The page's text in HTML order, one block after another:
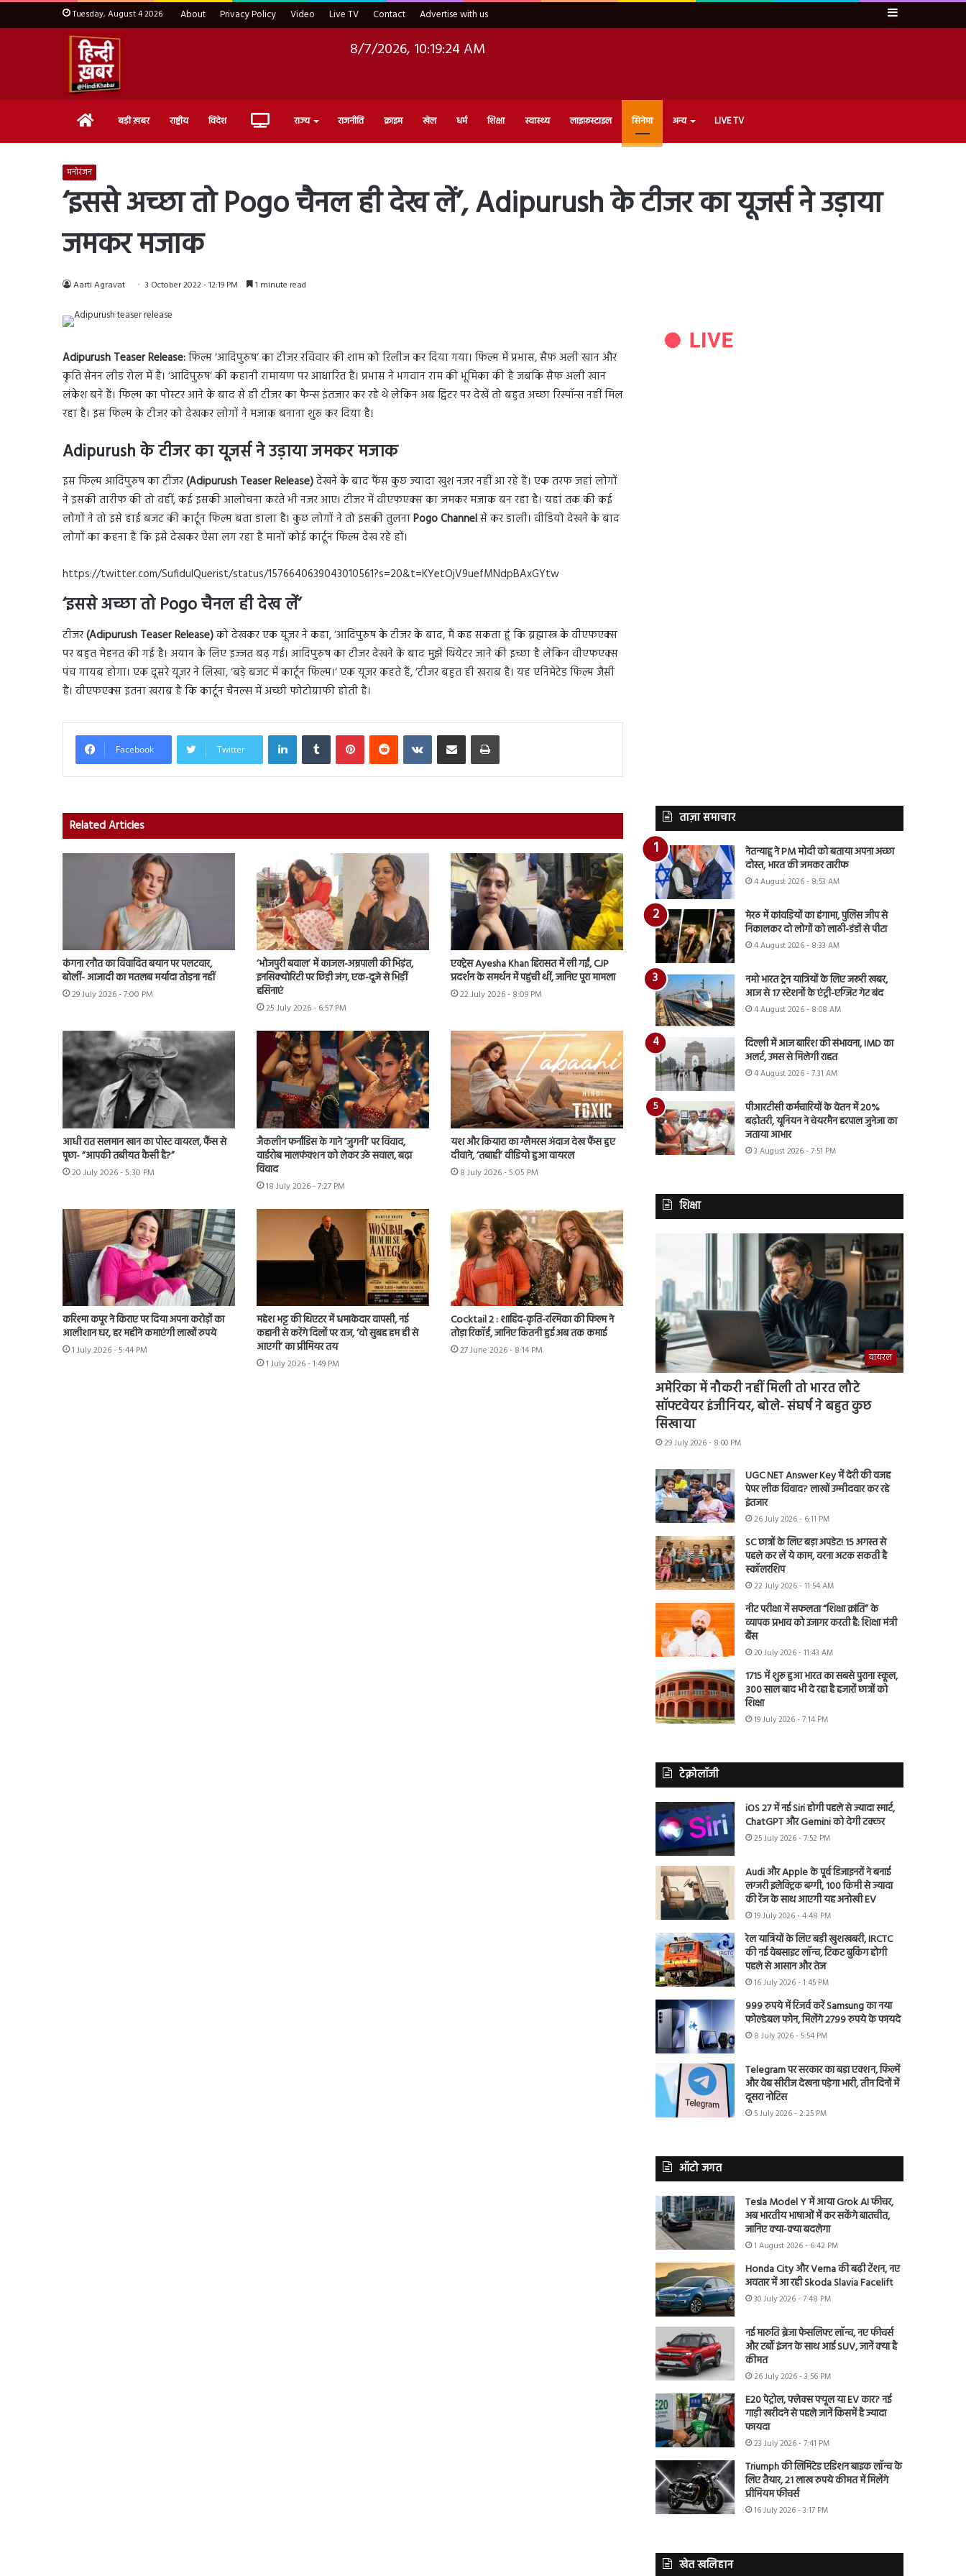
Tuesday, August 4 2026 About Privacy Policy Video Live TV Contact Advertise with us Sidebar
8/7/2026, 10:19:25 AM
Home बड़ी ख़बर राष्ट्रीय विदेश Live राज्य राजनीति क्राइम खेल धर्म शिक्षा स्वास्थ्य लाइफ़स्टाइल सिनेमा अन्य LIVE TV
मनोरंजन
‘इससे अच्छा तो Pogo चैनल ही देख लें’, Adipurush के टीजर का यूजर्स ने उड़ाया
जमकर मजाक
Aarti Agravat 3 October 2022 - 12:19 PM 1 minute read
Adipurush Teaser Release:फिल्म ‘आदिपुरुष‘ का टीजर रविवार की शाम को रिलीज कर दिया गया। फिल्म में प्रभास, सैफ अली खान और
कृति सेनन लीड रोल में है। ‘आदिपुरुष‘ की कहानी रामायण पर आधारित है। प्रभास ने भगवान राम की भूमिका की है जबकि सैफ अली खान
लंकेश बने हैं। फिल्म का पोस्टर आने के बाद से ही टीजर का फैन्स इंतजार कर रहे थे लेकिन अब ट्विटर पर देखें तो बहुत अच्छा रिस्पॉन्स नहीं मिल
रहा है। इस फिल्म के टीजर को देखकर लोगों ने मजाक बनाना शुरु कर दिया है।
Adipurush के टीजर का यूजर्स ने उड़ाया जमकर मजाक
इस फिल्म आदिपुरुष का टीजर(Adipurush Teaser Release)देखने के बाद फैंस कुछ ज्यादा खुश नजर नहीं आ रहे हैं। एक तरफ जहां लोगों
ने इसकी तारीफ की तो वहीं, कई इसकी आलोचना करते भी नजर आए। टीजर में वीएफएक्स का जमकर मजाक बन रहा है। यहां तक की कई
लोगों ने तो इसे हाई बजट की कार्टून फिल्म बता डाला है। कुछ लोगों ने तो इसकी तुलनाPogo Channelसे कर डाली। वीडियो देखने के बाद
लोगों का कहना है कि इसे देखकर ऐसा लग रहा है मानों कोई कार्टून फिल्म देख रहे हों।
https://twitter.com/SufidulQuerist/status/1576640639043010561?s=20&t=KYetOjV9uefMNdpBAxGYtw
‘इससे अच्छा तो Pogo चैनल ही देख लें’
टीजर(Adipurush Teaser Release)को देखकर एक यूजर ने कहा, ‘आदिपुरुष के टीजर के बाद, मैं कह सकता हूं कि ब्रह्मास्त्र के वीएफएक्स
पर बहुत मेहनत की गई है। अयान के लिए इज्जत बढ़ गई। आदिपुरुष का टीजर देखने के बाद मुझे थियेटर जाने की इच्छा है लेकिन वीएफएक्स
पंच गायब होगा। एक दूसरे यूजर ने लिखा, ‘बड़े बजट में कार्टून फिल्म।‘ एक यूजर कहते हैं, ‘टीजर बहुत ही खराब है। यह एनिमेटेड फिल्म जैसी
है। वीएफएक्स इतना खराब है कि कार्टून चैनल्स में अच्छी फोटोग्राफी होती है।
Facebook Twitter
LinkedInTumblr PinterestReddit VKontakteShare via Email Print
Related Articles
कंगना रनौत का विवादित बयान पर पलटवार,
बोलीं- आजादी का मतलब मर्यादा तोड़ना नहीं
29 July 2026 - 7:00 PM
‘भोजपुरी बवाल’ में काजल-अम्रपाली की भिड़ंत,
इनसिक्योरिटी पर छिड़ी जंग, एक-दूजे से भिड़ीं
हसिनाएं
25 July 2026 - 6:57 PM
एक्ट्रेस Ayesha Khan हिरासत में ली गईं, CJP
प्रदर्शन के समर्थन में पहुंची थीं, जानिए पूरा मामला
22 July 2026 - 8:09 PM
आधी रात सलमान खान का पोस्ट वायरल, फैंस से
पूछा- “आपकी तबीयत कैसी है?”
20 July 2026 - 5:30 PM
जैकलीन फर्नांडिस के गाने ‘जुगनी’ पर विवाद,
वार्डरोब मालफंक्शन को लेकर उठे सवाल, बढ़ा
विवाद
18 July 2026 - 7:27 PM
यश और कियारा का ग्लैमरस अंदाज देख फैंस हुए
दीवाने, ‘तबाही’ वीडियो हुआ वायरल
8 July 2026 - 5:05 PM
करिश्मा कपूर ने किराए पर दिया अपना करोड़ों का
आलीशान घर, हर महीने कमाएंगी लाखों रुपये
1 July 2026 - 5:44 PM
महेश भट्ट की थिएटर में धमाकेदार वापसी, नई
कहानी से करेंगे दिलों पर राज, ‘वो सुबह हम ही से
आएगी’ का प्रीमियर तय
1 July 2026 - 1:49 PM
Cocktail 2 : शाहिद-कृति-रश्मिका की फिल्म ने
तोड़ा रिकॉर्ड, जानिए कितनी हुई अब तक कमाई
27 June 2026 - 8:14 PM
ताज़ा समाचार
नेतन्याहू ने PM मोदी को बताया अपना अच्छा
दोस्त, भारत की जमकर तारीफ
4 August 2026 - 8:53 AM
मेरठ में कांवड़ियों का हंगामा, पुलिस जीप से
निकालकर दो लोगों को लाठी-डंडों से पीटा
4 August 2026 - 8:33 AM
नमो भारत ट्रेन यात्रियों के लिए जरूरी खबर,
आज से 17 स्टेशनों के एंट्री-एग्जिट गेट बंद
4 August 2026 - 8:08 AM
दिल्ली में आज बारिश की संभावना, IMD का
अलर्ट, उमस से मिलेगी राहत
4 August 2026 - 7:31 AM
पीआरटीसी कर्मचारियों के वेतन में 20%
बढ़ोतरी, यूनियन ने चेयरमैन हरपाल जुनेजा का
जताया आभार
3 August 2026 - 7:51 PM
शिक्षा
वायरल
अमेरिका में नौकरी नहीं मिली तो भारत लौटे
सॉफ्टवेयर इंजीनियर, बोले- संघर्ष ने बहुत कुछ
सिखाया
29 July 2026 - 8:00 PM
UGC NET Answer Key में देरी की वजह
पेपर लीक विवाद? लाखों उम्मीदवार कर रहे
इंतजार
26 July 2026 - 6:11 PM
SC छात्रों के लिए बड़ा अपडेट! 15 अगस्त से
पहले कर लें ये काम, वरना अटक सकती है
स्कॉलरशिप
22 July 2026 - 11:54 AM
नीट परीक्षा में सफलता “शिक्षा क्रांति” के
व्यापक प्रभाव को उजागर करती है: शिक्षा मंत्री
बैंस
20 July 2026 - 11:43 AM
1715 में शुरू हुआ भारत का सबसे पुराना स्कूल,
300 साल बाद भी दे रहा है हजारों छात्रों को
शिक्षा
19 July 2026 - 7:14 PM
टेक्नोलॉजी
iOS 27 में नई Siri होगी पहले से ज्यादा स्मार्ट,
ChatGPT और Gemini को देगी टक्कर
25 July 2026 - 7:52 PM
Audi और Apple के पूर्व डिजाइनरों ने बनाई
लग्जरी इलेक्ट्रिक बग्गी, 100 किमी से ज्यादा
की रेंज के साथ आएगी यह अनोखी EV
19 July 2026 - 4:48 PM
रेल यात्रियों के लिए बड़ी खुशखबरी, IRCTC
की नई वेबसाइट लॉन्च, टिकट बुकिंग होगी
पहले से आसान और तेज
16 July 2026 - 1:45 PM
999 रुपये में रिजर्व करें Samsung का नया
फोल्डेबल फोन, मिलेंगे 2799 रुपये के फायदे
8 July 2026 - 5:54 PM
Telegram पर सरकार का बड़ा एक्शन, फिल्में
और वेब सीरीज देखना पड़ेगा भारी, तीन दिनों में
दूसरा नोटिस
5 July 2026 - 2:25 PM
ऑटो जगत
Tesla Model Y में आया Grok AI फीचर,
अब भारतीय भाषाओं में कर सकेंगे बातचीत,
जानिए क्या-क्या बदलेगा
1 August 2026 - 6:42 PM
Honda City और Verna की बढ़ी टेंशन, नए
अवतार में आ रही Skoda Slavia Facelift
30 July 2026 - 7:48 PM
नई मारुति ब्रेजा फेसलिफ्ट लॉन्च, नए फीचर्स
और टर्बो इंजन के साथ आई SUV, जानें क्या है
कीमत
26 July 2026 - 3:56 PM
E20 पेट्रोल, फ्लेक्स फ्यूल या EV कार? नई
गाड़ी खरीदने से पहले जानें किसमें है ज्यादा
फायदा
23 July 2026 - 7:41 PM
Triumph की लिमिटेड एडिशन बाइक लॉन्च के
लिए तैयार, 21 लाख रुपये कीमत में मिलेंगे
प्रीमियम फीचर्स
16 July 2026 - 3:17 PM
खेत खलिहान